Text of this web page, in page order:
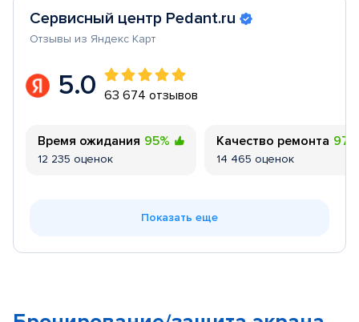
Сервисный центр Pedant.ru
Отзывы из Яндекс Карт
5.0 63 674 отзывов
Время ожидания 95%
12 235 оценок
Качество ремонта 97%
14 465 оценок
Показать еще